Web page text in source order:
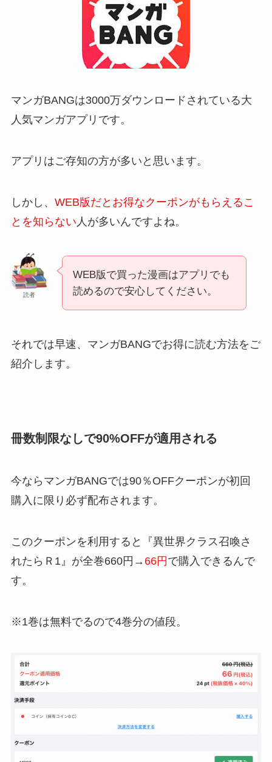
マンガBANGは3000万ダウンロードされている大
人気マンガアプリです。
アプリはご存知の方が多いと思います。
しかし、 WEB版だとお得なクーポンがもらえるこ
とを知らない 人が多いんですよね。
読者
WEB版で買った漫画はアプリでも
読めるので安心してください。
それでは早速、マンガBANGでお得に読む方法をご
紹介します。
冊数制限なしで90%OFFが適用される
今ならマンガBANGでは90％OFFクーポンが初回
購入に限り必ず配布されます。
このクーポンを利用すると『異世界クラス召喚さ
れたらＲ1』が全巻660円→ 66円で購入できるんで
す。
※1巻は無料でるので4巻分の値段。